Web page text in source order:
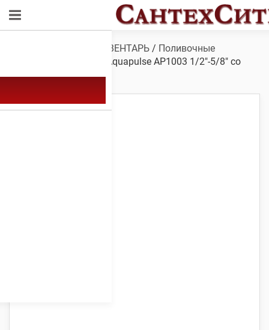
САДОВЫЙ ИНВЕНТАРЬ / Поливочные
/ Коннектор Aquapulse AP1003 1/2″-5/8″ со
стопом